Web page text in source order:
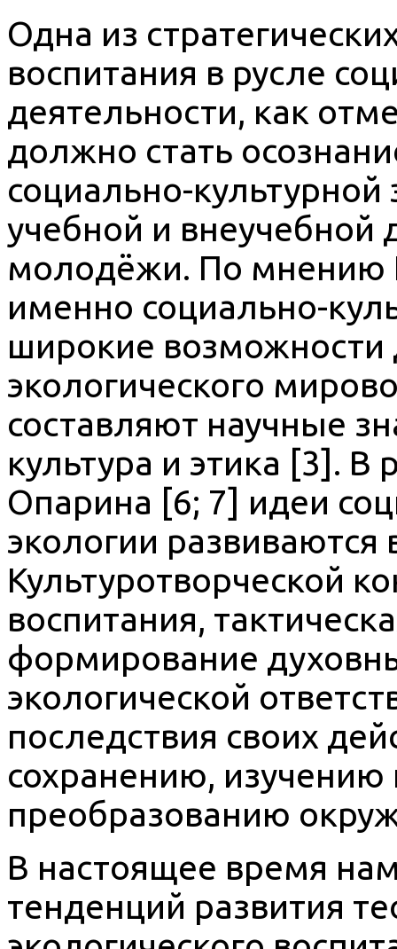
Одна из
воспитания в русле
деятельности, как
должно стать
социально-культурной
учебной и внеучебной
молодёжи. По мнению
именно социально-
широкие
экологического
составляют научные
культура и этика [3]. В
Опарина [6; 7] идеи
экологии развиваются
Культуротворческой
воспитания,
формирование
экологической
последствия своих
сохранению, изучению
преобразованию
В настоящее время
тенденций развития